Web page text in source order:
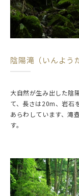
陰陽滝（いんよう
大自然が生み出した陰
て、長さは20m、岩石
あらわしています、滝
す。